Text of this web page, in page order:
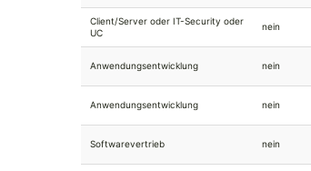
Client/Server oder IT-Security oder
UC
nein
Anwendungsentwicklung nein
Anwendungsentwicklung nein
Softwarevertrieb nein